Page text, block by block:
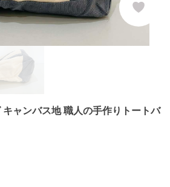
ャンバス地 職人の手作りトートバ